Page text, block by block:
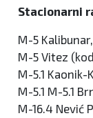
Stacionarni
M-5
M-5 Vitez
M-5.1 Kaonik-
M-5.1 M-5.1
M-16.4 Nević